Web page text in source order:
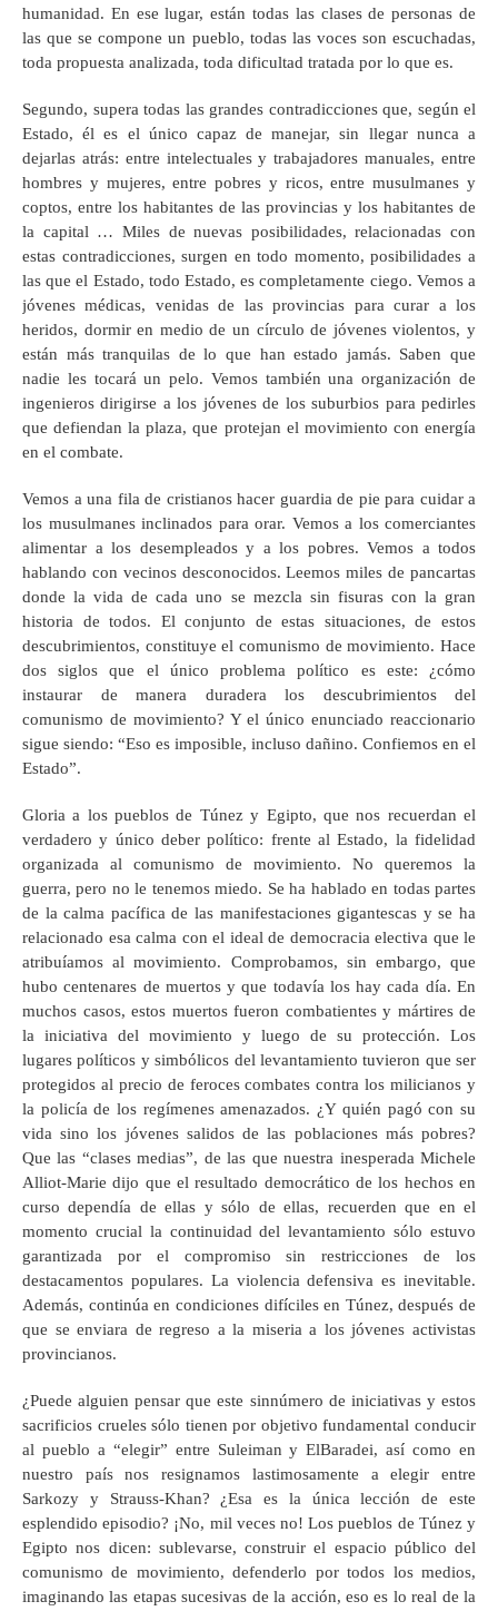
humanidad. En ese lugar, están todas las clases de personas de
las que se compone un pueblo, todas las voces son escuchadas,
toda propuesta analizada, toda dificultad tratada por lo que es.
Segundo, supera todas las grandes contradicciones que, según el
Estado, él es el único capaz de manejar, sin llegar nunca a
dejarlas atrás: entre intelectuales y trabajadores manuales, entre
hombres y mujeres, entre pobres y ricos, entre musulmanes y
coptos, entre los habitantes de las provincias y los habitantes de
la capital … Miles de nuevas posibilidades, relacionadas con
estas contradicciones, surgen en todo momento, posibilidades a
las que el Estado, todo Estado, es completamente ciego. Vemos a
jóvenes médicas, venidas de las provincias para curar a los
heridos, dormir en medio de un círculo de jóvenes violentos, y
están más tranquilas de lo que han estado jamás. Saben que
nadie les tocará un pelo. Vemos también una organización de
ingenieros dirigirse a los jóvenes de los suburbios para pedirles
que defiendan la plaza, que protejan el movimiento con energía
en el combate.
Vemos a una fila de cristianos hacer guardia de pie para cuidar a
los musulmanes inclinados para orar. Vemos a los comerciantes
alimentar a los desempleados y a los pobres. Vemos a todos
hablando con vecinos desconocidos. Leemos miles de pancartas
donde la vida de cada uno se mezcla sin fisuras con la gran
historia de todos. El conjunto de estas situaciones, de estos
descubrimientos, constituye el comunismo de movimiento. Hace
dos siglos que el único problema político es este: ¿cómo
instaurar de manera duradera los descubrimientos del
comunismo de movimiento? Y el único enunciado reaccionario
sigue siendo: “Eso es imposible, incluso dañino. Confiemos en el
Estado”.
Gloria a los pueblos de Túnez y Egipto, que nos recuerdan el
verdadero y único deber político: frente al Estado, la fidelidad
organizada al comunismo de movimiento. No queremos la
guerra, pero no le tenemos miedo. Se ha hablado en todas partes
de la calma pacífica de las manifestaciones gigantescas y se ha
relacionado esa calma con el ideal de democracia electiva que le
atribuíamos al movimiento. Comprobamos, sin embargo, que
hubo centenares de muertos y que todavía los hay cada día. En
muchos casos, estos muertos fueron combatientes y mártires de
la iniciativa del movimiento y luego de su protección. Los
lugares políticos y simbólicos del levantamiento tuvieron que ser
protegidos al precio de feroces combates contra los milicianos y
la policía de los regímenes amenazados. ¿Y quién pagó con su
vida sino los jóvenes salidos de las poblaciones más pobres?
Que las “clases medias”, de las que nuestra inesperada Michele
Alliot-Marie dijo que el resultado democrático de los hechos en
curso dependía de ellas y sólo de ellas, recuerden que en el
momento crucial la continuidad del levantamiento sólo estuvo
garantizada por el compromiso sin restricciones de los
destacamentos populares. La violencia defensiva es inevitable.
Además, continúa en condiciones difíciles en Túnez, después de
que se enviara de regreso a la miseria a los jóvenes activistas
provincianos.
¿Puede alguien pensar que este sinnúmero de iniciativas y estos
sacrificios crueles sólo tienen por objetivo fundamental conducir
al pueblo a “elegir” entre Suleiman y ElBaradei, así como en
nuestro país nos resignamos lastimosamente a elegir entre
Sarkozy y Strauss-Khan? ¿Esa es la única lección de este
esplendido episodio? ¡No, mil veces no! Los pueblos de Túnez y
Egipto nos dicen: sublevarse, construir el espacio público del
comunismo de movimiento, defenderlo por todos los medios,
imaginando las etapas sucesivas de la acción, eso es lo real de la